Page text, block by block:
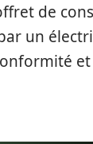
de
un